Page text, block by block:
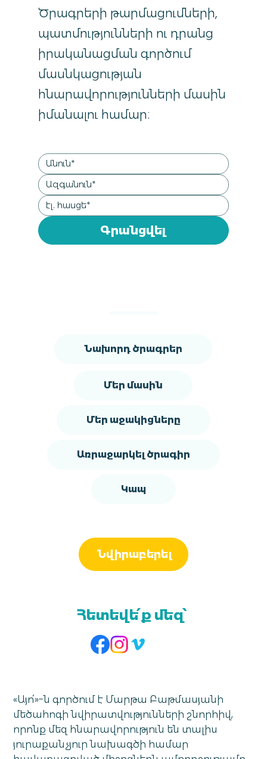
«Այո՛»-ն գործում է Մարթա Բաթմասյանի
մեծահոգի նվիրատվությունների շնորհիվ,
որոնք մեզ հնարավորություն են տալիս
յուրաքանչյուր նախագծի համար
Հետեվե՛ք մեզ՝
Նվիրաբերել
Կապ
Առրաջարկել ծրագիր
Մեր աջակիցները
Մեր մասին
Նախորդ ծրագրեր
Գրանցվել
Ծրագրերի թարմացումների,
պատմությունների ու դրանց
իրականացման գործում
մասնկացության
հնարավորությունների մասին
իմանալու համար։